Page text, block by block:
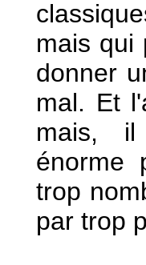
mais qui
donner
mal. Et
mais, il
énorme
trop
par trop